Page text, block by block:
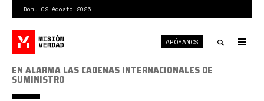
contenido
principal
Dom. 09 Agosto 2026
APÓYANOS
EN ALARMA LAS CADENAS INTERNACIONALES DE
SUMINISTRO